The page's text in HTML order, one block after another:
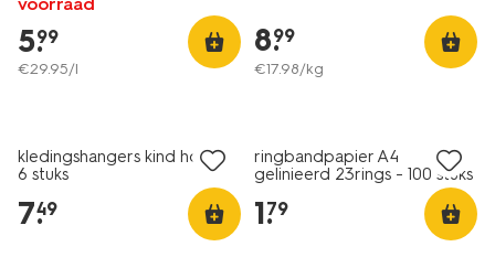
5.
99
€29.95/l
8.
99
€17.98/kg
kledingshangers kind hout -
6 stuks
7.
49
ringbandpapier A4
gelinieerd 23rings - 100 stuks
1.
79